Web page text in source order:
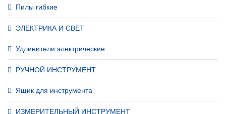
Пилы гибкие
ЭЛЕКТРИКА И СВЕТ
Удлинители электрические
РУЧНОЙ ИНСТРУМЕНТ
Ящик для инструмента
ИЗМЕРИТЕЛЬНЫЙ ИНСТРУМЕНТ